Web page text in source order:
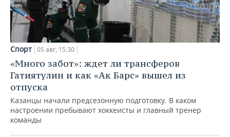
Спорт 05 авг, 15:30
«Много забот»: ждет ли трансферов
Гатиятулин и как «Ак Барс» вышел из
отпуска
Казанцы начали предсезонную подготовку. В каком
настроении пребывают хоккеисты и главный тренер
команды